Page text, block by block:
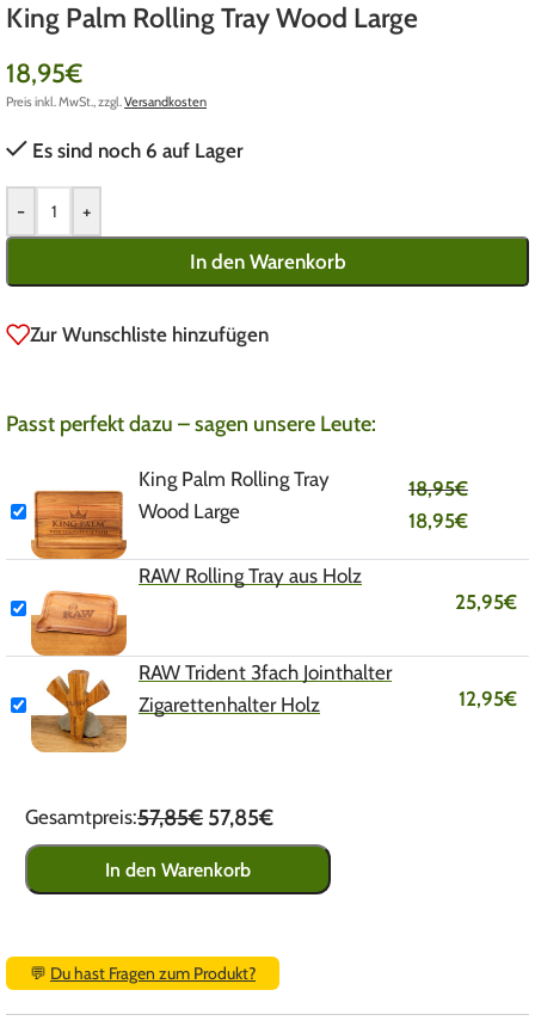
King Palm Rolling Tray Wood Large
18,95€
Preis inkl. MwSt., zzgl.Versandkosten
Es sind noch 6 auf Lager
- +
In den Warenkorb
Zur Wunschliste hinzufügen
Passt perfekt dazu – sagen unsere Leute:
King Palm Rolling Tray
Wood Large
18,95€
18,95€
RAW Rolling Tray aus Holz
25,95€
RAW Trident 3fach Jointhalter
Zigarettenhalter Holz
12,95€
Gesamtpreis:57,85€ 57,85€
In den Warenkorb
💬 Du hast Fragen zum Produkt?